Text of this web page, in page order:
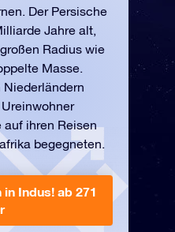
Der Persische
Jahre alt,
Radius wie
Masse.
Niederländern
auf ihren Reisen
begegneten.
in Indus! ab 271